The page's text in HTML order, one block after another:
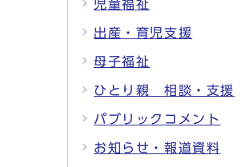
児童福祉
出産・育児支援
母子福祉
ひとり親 相談・支援
パブリックコメント
お知らせ・報道資料